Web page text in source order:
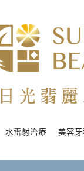
水雷射治療 美容牙